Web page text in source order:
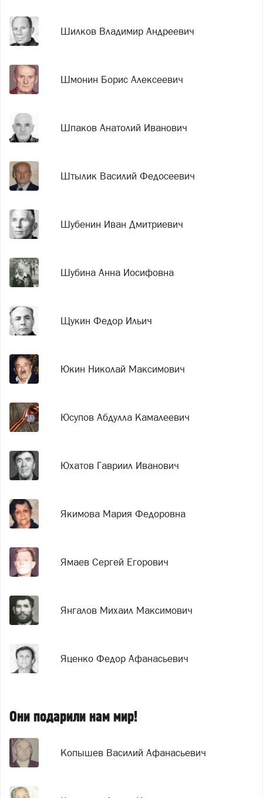
Шилков Владимир Андреевич
Шмонин Борис Алексеевич
Шпаков Анатолий Иванович
Штылик Василий Федосеевич
Шубенин Иван Дмитриевич
Шубина Анна Иосифовна
Щукин Федор Ильич
Юкин Николай Максимович
Юсупов Абдулла Камалеевич
Юхатов Гавриил Иванович
Якимова Мария Федоровна
Ямаев Сергей Егорович
Янгалов Михаил Максимович
Яценко Федор Афанасьевич
Они подарили нам мир!
Копышев Василий Афанасьевич